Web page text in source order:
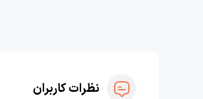
نظرات کاربران